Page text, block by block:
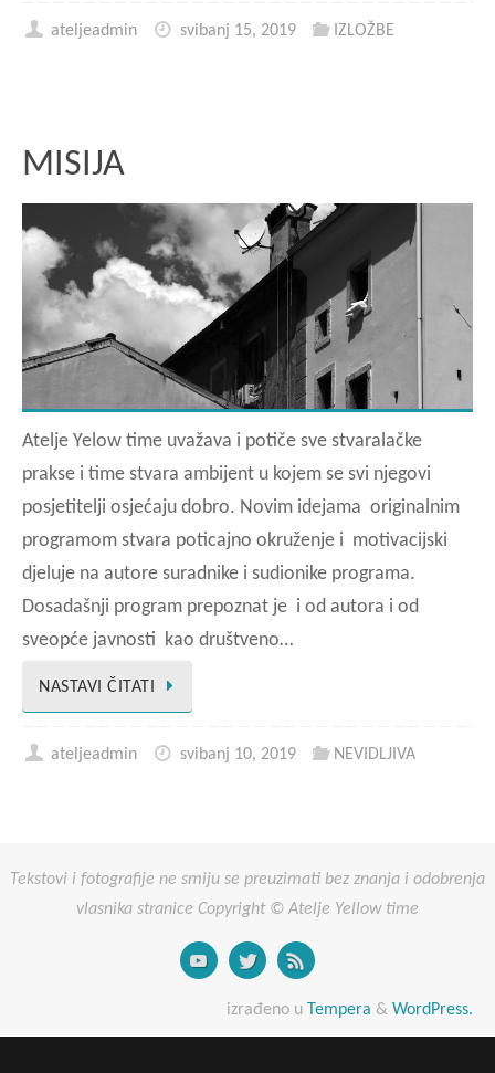
ateljeadmin svibanj 15, 2019 IZLOŽBE
MISIJA
Atelje Yelow time uvažava i potiče sve stvaralačke
prakse i time stvara ambijent u kojem se svi njegovi
posjetitelji osjećaju dobro. Novim idejama originalnim
programom stvara poticajno okruženje i motivacijski
djeluje na autore suradnike i sudionike programa.
Dosadašnji program prepoznat je i od autora i od
sveopće javnosti kao društveno…
NASTAVI ČITATI
ateljeadmin svibanj 10, 2019 NEVIDLJIVA
Tekstovi i fotografije ne smiju se preuzimati bez znanja i odobrenja
vlasnika stranice Copyright © Atelje Yellow time
izrađeno u Tempera & WordPress.